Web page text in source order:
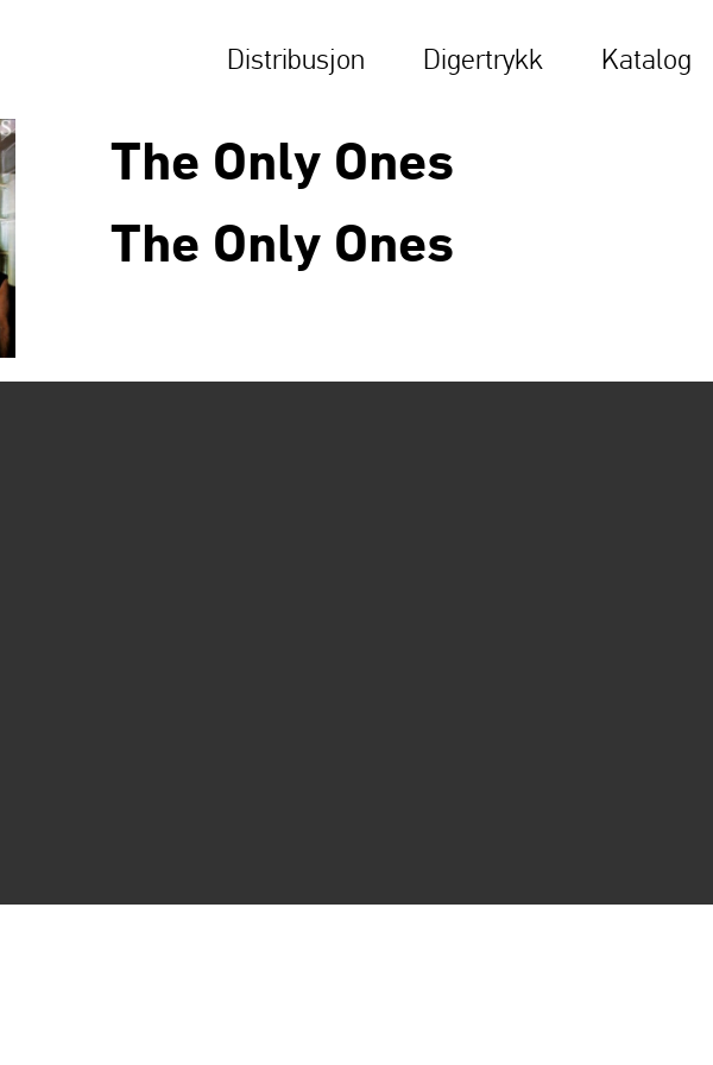
Distribusjon Digertrykk Katalog
The Only Ones
The Only Ones